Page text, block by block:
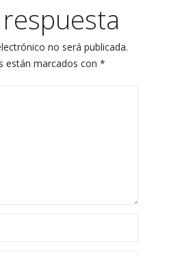
no será publicada.
están marcados con *